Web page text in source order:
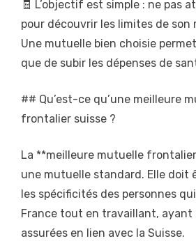
🧾 L’objectif est simple : ne pas
pour découvrir les limites de son
Une mutuelle bien choisie
que de subir les dépenses de
## Qu’est-ce qu’une meilleure
frontalier suisse ?
La **meilleure mutuelle frontalier
une mutuelle standard. Elle doit
les spécificités des personnes
France tout en travaillant,
assurées en lien avec la Suisse.